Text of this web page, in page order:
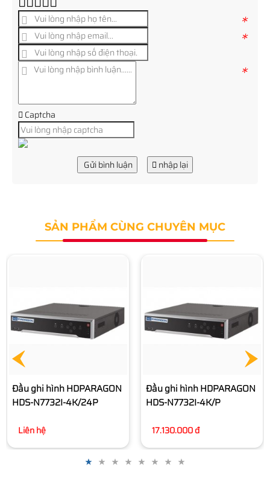
*
*
*
Captcha
Gửi bình luận nhập lại
SẢN PHẨM CÙNG CHUYÊN MỤC
Đầu ghi hình HDPARAGON
HDS-N7732I-4K/P
17.130.000 đ
12.840.000 đ